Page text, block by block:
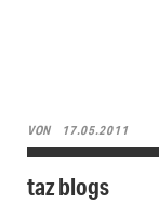
VON 17.05.2011
taz blogs